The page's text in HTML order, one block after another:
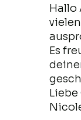
Hallo
Es
Liebe